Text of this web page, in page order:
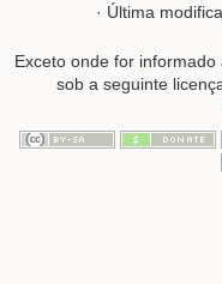
· Última
Exceto onde for
sob a seguinte